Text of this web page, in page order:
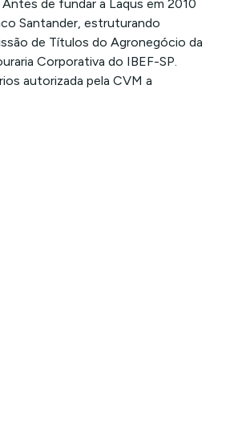
de fundar a Laqus em 2010
Santander, estruturando
de Títulos do Agronegócio da
Corporativa do IBEF-SP.
autorizada pela CVM a